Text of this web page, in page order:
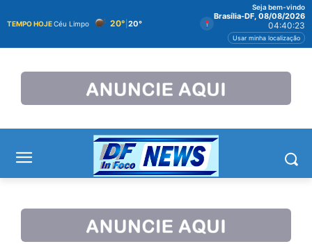
TEMPO HOJECéu Limpo 20° 20°
Seja bem-vindo
Brasília-DF, 08/08/2026
04:40:23
Usar minha localização